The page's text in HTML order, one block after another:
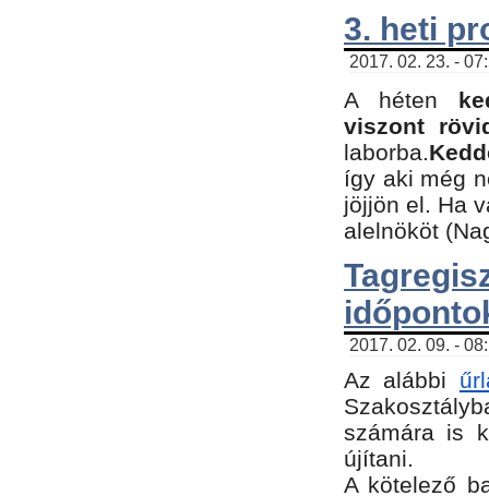
3. heti
2017. 02. 23. -
A héten
viszont
laborba.
így aki még
jöjjön el. Ha
alelnököt
2017. 02. 09. -
Az alábbi
számára is
újítani.
​A kötelező